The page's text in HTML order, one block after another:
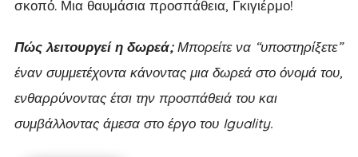
σκοπό. Μια θαυμάσια προσπάθεια, Γκιγιέρμο!
Πώς λειτουργεί η δωρεά;Μπορείτε να “υποστηρίξετε”
έναν συμμετέχοντα κάνοντας μια δωρεά στο όνομά του,
ενθαρρύνοντας έτσι την προσπάθειά του και
συμβάλλοντας άμεσα στο έργο του Iguality.